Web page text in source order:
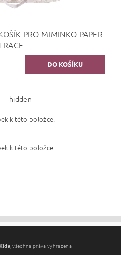
PRO MIMINKO PAPER
hidden
k této položce.
k této položce.
, všechna práva vyhrazena